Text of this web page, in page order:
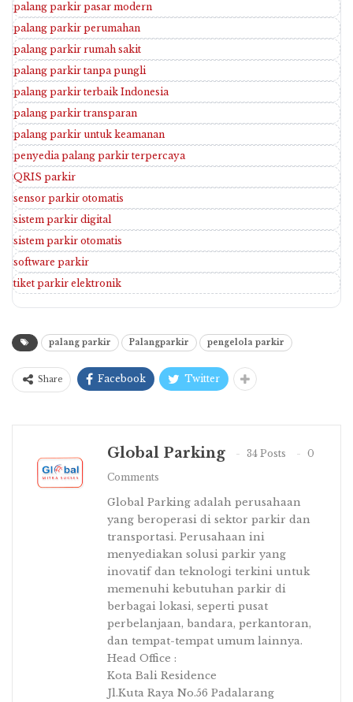
palang parkir pasar modern
palang parkir perumahan
palang parkir rumah sakit
palang parkir tanpa pungli
palang parkir terbaik Indonesia
palang parkir transparan
palang parkir untuk keamanan
penyedia palang parkir terpercaya
QRIS parkir
sensor parkir otomatis
sistem parkir digital
sistem parkir otomatis
software parkir
tiket parkir elektronik
palang parkir Palangparkir pengelola parkir
Share Facebook Twitter
Global Parking 34 Posts
0
Comments
Global Parking adalah perusahaan
yang beroperasi di sektor parkir dan
transportasi. Perusahaan ini
menyediakan solusi parkir yang
inovatif dan teknologi terkini untuk
memenuhi kebutuhan parkir di
berbagai lokasi, seperti pusat
perbelanjaan, bandara, perkantoran,
dan tempat-tempat umum lainnya.
Head Office :
Kota Bali Residence
Jl.Kuta Raya No.56 Padalarang